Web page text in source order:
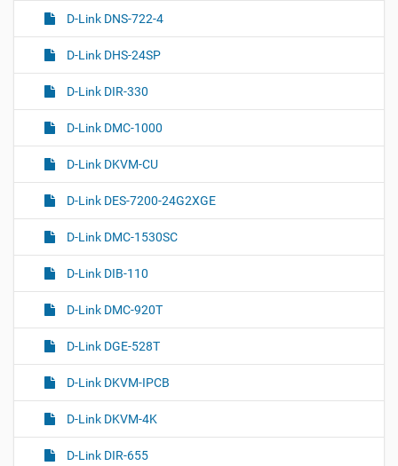
D-Link DNS-722-4
D-Link DHS-24SP
D-Link DIR-330
D-Link DMC-1000
D-Link DKVM-CU
D-Link DES-7200-24G2XGE
D-Link DMC-1530SC
D-Link DIB-110
D-Link DMC-920T
D-Link DGE-528T
D-Link DKVM-IPCB
D-Link DKVM-4K
D-Link DIR-655